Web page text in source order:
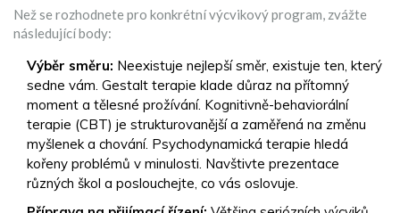
Než se rozhodnete pro konkrétní výcvikový program, zvážte
následující body:
Výběr směru: Neexistuje nejlepší směr, existuje ten, který
sedne vám. Gestalt terapie klade důraz na přítomný
moment a tělesné prožívání. Kognitivně-behaviorální
terapie (CBT) je strukturovanější a zaměřená na změnu
myšlenek a chování. Psychodynamická terapie hledá
kořeny problémů v minulosti. Navštivte prezentace
různých škol a poslouchejte, co vás oslovuje.